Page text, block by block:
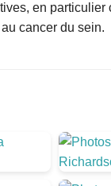
en particulier
cancer du sein.